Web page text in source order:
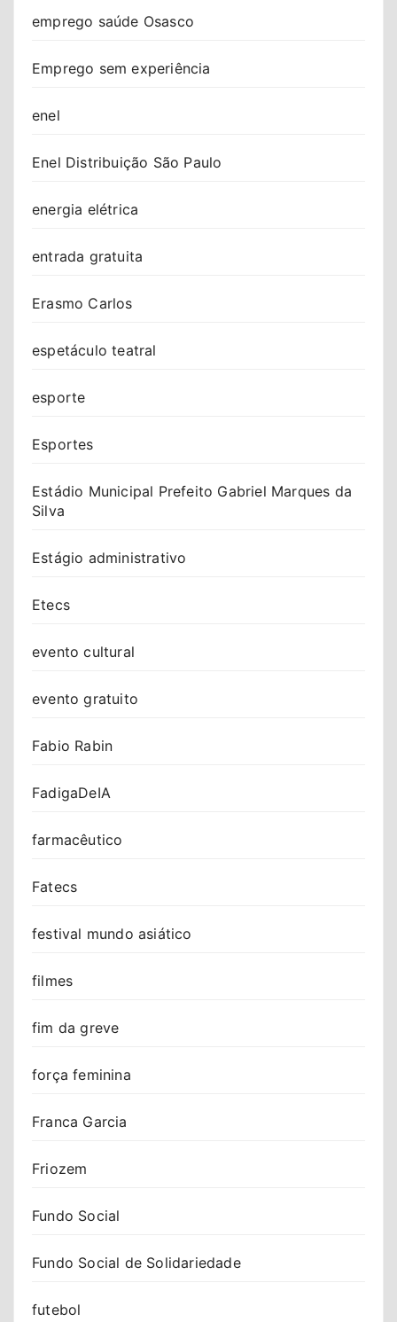
emprego saúde Osasco
Emprego sem experiência
enel
Enel Distribuição São Paulo
energia elétrica
entrada gratuita
Erasmo Carlos
espetáculo teatral
esporte
Esportes
Estádio Municipal Prefeito Gabriel Marques da
Silva
Estágio administrativo
Etecs
evento cultural
evento gratuito
Fabio Rabin
FadigaDeIA
farmacêutico
Fatecs
festival mundo asiático
filmes
fim da greve
força feminina
Franca Garcia
Friozem
Fundo Social
Fundo Social de Solidariedade
futebol